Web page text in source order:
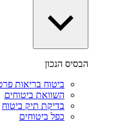
הבסיס הנכון
ביטוח בריאות
השוואת ביטוחים
בדיקת תיק ביטוח
כפל ביטוחים